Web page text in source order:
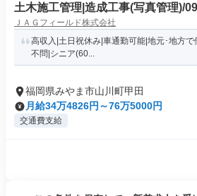
土木施工管理|造成工事(写真管理)/
ＪＡＧフィールド株式会社
高収入|土日祝休み|車通勤可能|地元･地方
不問|シニア(60...
福岡県みやま市山川町甲田
月給34万4826円～76万5000円
交通費支給